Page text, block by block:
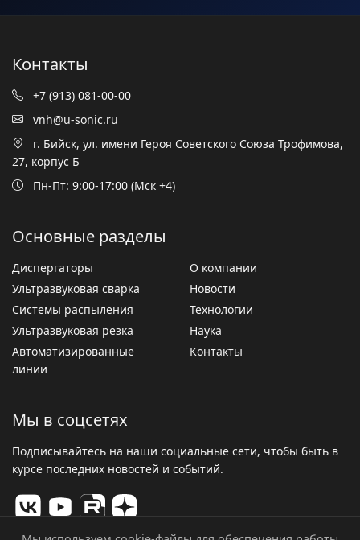
Контакты
+7 (913) 081-00-00
vnh@u-sonic.ru
г. Бийск, ул. имени Героя Советского Союза Трофимова,
27, корпус Б
Пн-Пт: 9:00-17:00 (Мск +4)
Основные разделы
Диспергаторы
Ультразвуковая сварка
Системы распыления
Ультразвуковая резка
Автоматизированные
линии
О компании
Новости
Технологии
Наука
Контакты
Мы в соцсетях
Подписывайтесь на наши социальные сети, чтобы быть в
курсе последних новостей и событий.